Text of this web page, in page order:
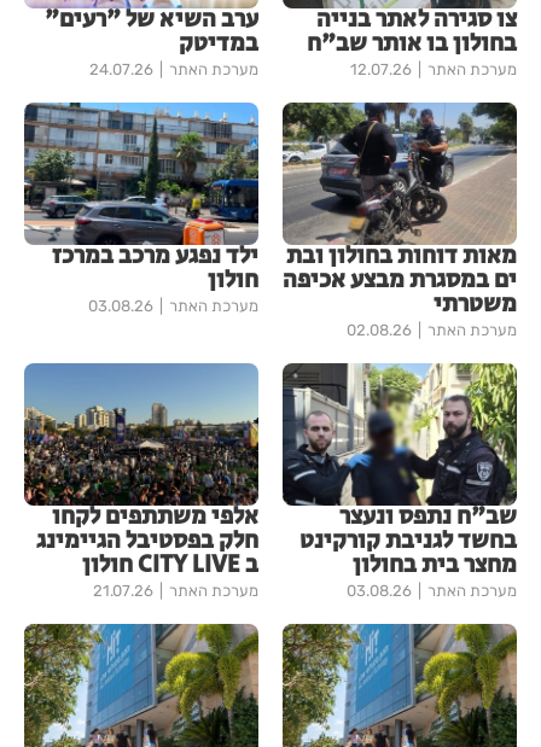
צו סגירה לאתר בנייה
בחולון בו אותר שב"ח
מערכת האתר 12.07.26
ערב השיא של "רעים"
במדיטק
מערכת האתר 24.07.26
מאות דוחות בחולון ובת
ים במסגרת מבצע אכיפה
משטרתי
מערכת האתר 02.08.26
ילד נפגע מרכב במרכז
חולון
מערכת האתר 03.08.26
שב"ח נתפס ונעצר
בחשד לגניבת קורקינט
מחצר בית בחולון
מערכת האתר 03.08.26
אלפי משתתפים לקחו
חלק בפסטיבל הגיימינג
ב CITY LIVE חולון
מערכת האתר 21.07.26